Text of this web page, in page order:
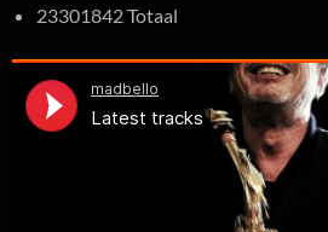
23301842 Totaal